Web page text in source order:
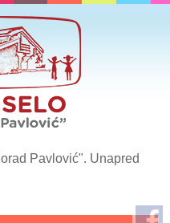
Pavlović". Unapred